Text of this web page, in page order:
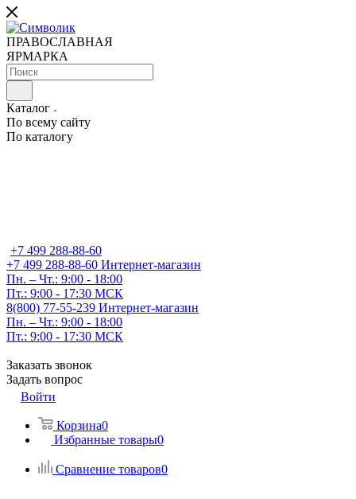
ПРАВОСЛАВНАЯ
ЯРМАРКА
Каталог
По всему сайту
По каталогу
+7 499 288-88-60
+7 499 288-88-60 Интернет-магазин
Пн. – Чт.: 9:00 - 18:00
Пт.: 9:00 - 17:30 МСК
8(800) 77-55-239 Интернет-магазин
Пн. – Чт.: 9:00 - 18:00
Пт.: 9:00 - 17:30 МСК
Заказать звонок
Задать вопрос
Войти
Корзина0
Избранные товары0
Сравнение товаров0